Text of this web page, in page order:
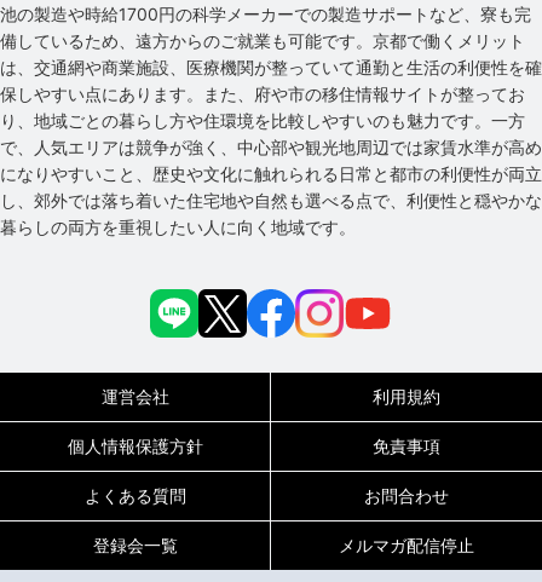
池の製造や時給1700円の科学メーカーでの製造サポートなど、寮も完
備しているため、遠方からのご就業も可能です。京都で働くメリット
は、交通網や商業施設、医療機関が整っていて通勤と生活の利便性を確
保しやすい点にあります。また、府や市の移住情報サイトが整ってお
り、地域ごとの暮らし方や住環境を比較しやすいのも魅力です。一方
で、人気エリアは競争が強く、中心部や観光地周辺では家賃水準が高め
になりやすいこと、歴史や文化に触れられる日常と都市の利便性が両立
し、郊外では落ち着いた住宅地や自然も選べる点で、利便性と穏やかな
暮らしの両方を重視したい人に向く地域です。
運営会社 利用規約
個人情報保護方針 免責事項
よくある質問 お問合わせ
登録会一覧 メルマガ配信停止